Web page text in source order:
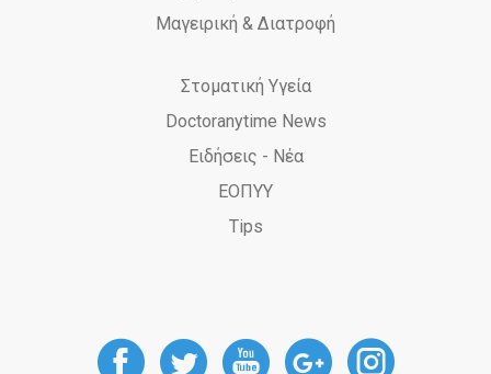
Μαγειρική & Διατροφή
Στοματική Υγεία
Doctoranytime News
Ειδήσεις - Νέα
ΕΟΠΥΥ
Tips